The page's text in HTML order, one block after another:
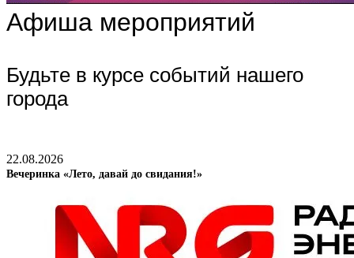
Афиша мероприятий
Будьте в курсе событий нашего
города
22.08.2026
Вечеринка «Лето, давай до свидания!»